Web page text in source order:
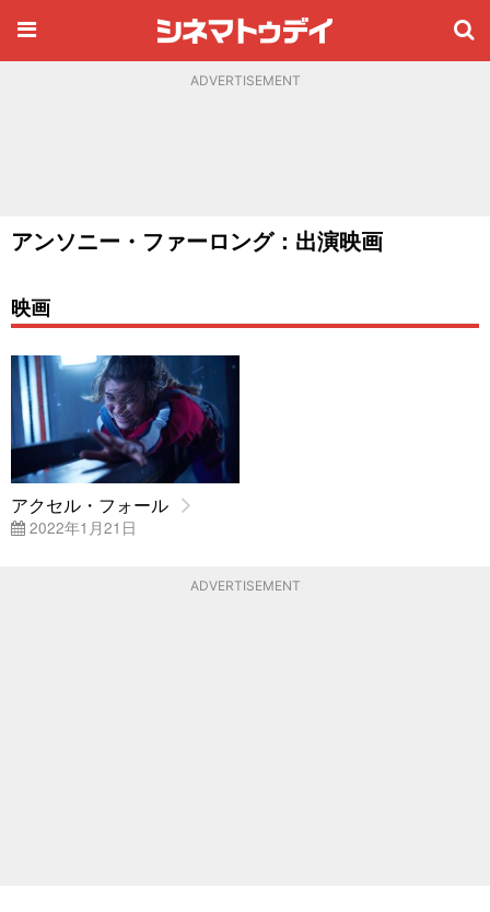
ADVERTISEMENT
アンソニー・ファーロング：出演映画
映画
アクセル・フォール
2022年1月21日
ADVERTISEMENT